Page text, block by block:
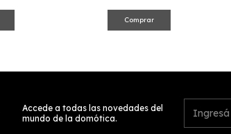
Accede a todas las novedades del
mundo de la domótica.